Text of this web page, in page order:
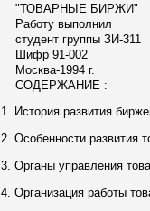
"ТОВАPНЫЕ БИPЖИ"
Работу выполнил
студент группы ЗИ-311
Шифр 91-002
Москва-1994 г.
СОДЕРЖАНИЕ :
1. История развития
2. Особенности развития
3. Органы управления
4. Организация работы